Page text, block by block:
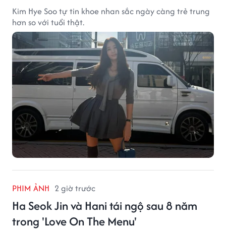
Kim Hye Soo tự tin khoe nhan sắc ngày càng trẻ trung
hơn so với tuổi thật.
PHIM ẢNH 2 giờ trước
Ha Seok Jin và Hani tái ngộ sau 8 năm
trong 'Love On The Menu'